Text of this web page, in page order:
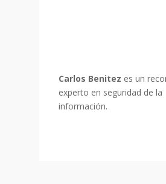
Carlos Benitez es un
experto en seguridad de la
información.